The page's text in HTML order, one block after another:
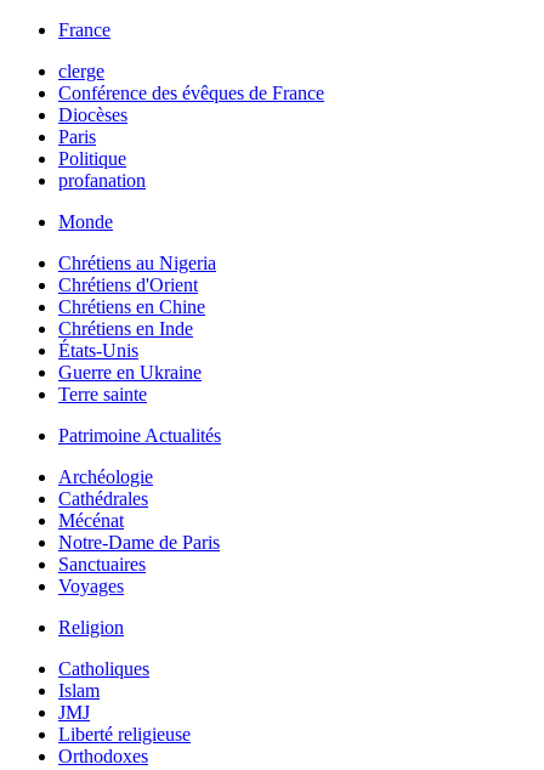
France
clerge
Conférence des évêques de France
Diocèses
Paris
Politique
profanation
Monde
Chrétiens au Nigeria
Chrétiens d'Orient
Chrétiens en Chine
Chrétiens en Inde
États-Unis
Guerre en Ukraine
Terre sainte
Patrimoine Actualités
Archéologie
Cathédrales
Mécénat
Notre-Dame de Paris
Sanctuaires
Voyages
Religion
Catholiques
Islam
JMJ
Liberté religieuse
Orthodoxes